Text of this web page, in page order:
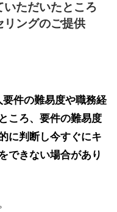
ただいたところ
リングのご提供
要件の難易度や職務経
ころ、要件の難易度
に判断し今すぐにキ
できない場合があり